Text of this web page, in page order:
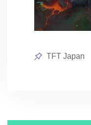
Posted
TFT Japan